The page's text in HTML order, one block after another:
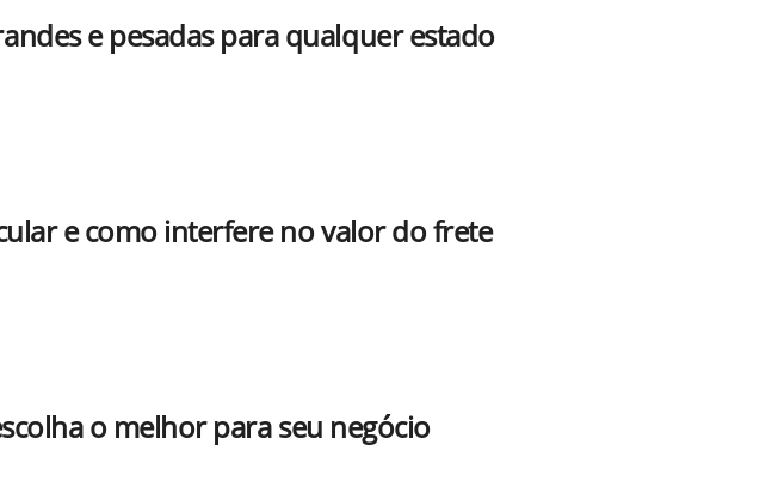
e pesadas para qualquer estado
e como interfere no valor do frete
o melhor para seu negócio